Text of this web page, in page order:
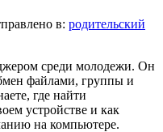
в: родительский
среди молодежи. Он
файлами, группы и
где найти
устройстве и как
на компьютере.